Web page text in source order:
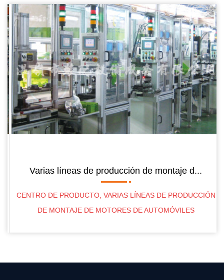
Varias líneas de producción de montaje d...
CENTRO DE PRODUCTO, VARIAS LÍNEAS DE PRODUCCIÓN
DE MONTAJE DE MOTORES DE AUTOMÓVILES